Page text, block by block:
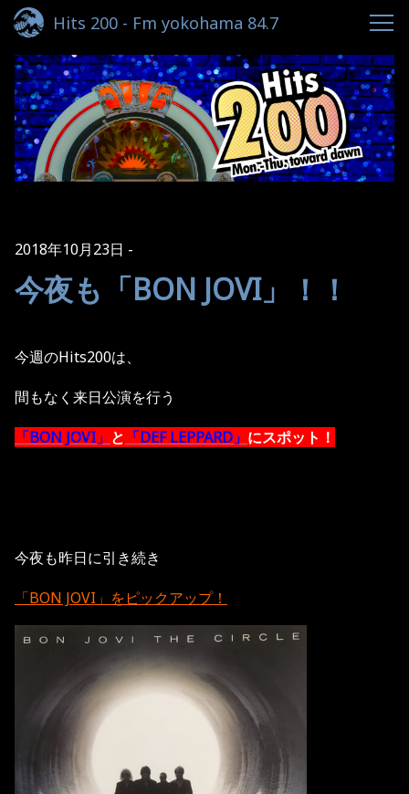
Hits 200 - Fm yokohama 84.7
2018年10月23日
今夜も「BON JOVI」！！
今週のHits200は、
間もなく来日公演を行う
「BON JOVI」 と 「DEF LEPPARD」 にスポット！
今夜も昨日に引き続き
「BON JOVI」をピックアップ！